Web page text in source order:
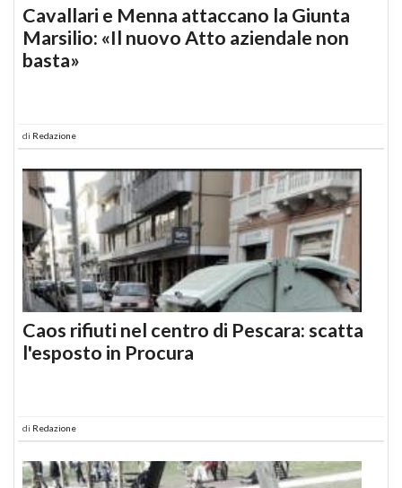
Cavallari e Menna attaccano la Giunta
Marsilio: «Il nuovo Atto aziendale non
basta»
di Redazione
Caos rifiuti nel centro di Pescara: scatta
l'esposto in Procura
di Redazione